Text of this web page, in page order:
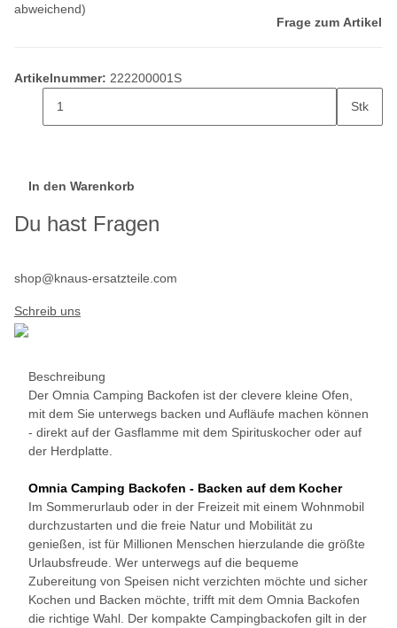
abweichend)
Frage zum Artikel
Artikelnummer: 222200001S
Stk
In den Warenkorb
Du hast Fragen
shop@knaus-ersatzteile.com
Schreib uns
Beschreibung
Der Omnia Camping Backofen ist der clevere kleine Ofen,
mit dem Sie unterwegs backen und Aufläufe machen können
- direkt auf der Gasflamme mit dem Spirituskocher oder auf
der Herdplatte.
Omnia Camping Backofen - Backen auf dem Kocher
Im Sommerurlaub oder in der Freizeit mit einem Wohnmobil
durchzustarten und die freie Natur und Mobilität zu
genießen, ist für Millionen Menschen hierzulande die größte
Urlaubsfreude. Wer unterwegs auf die bequeme
Zubereitung von Speisen nicht verzichten möchte und sicher
Kochen und Backen möchte, trifft mit dem Omnia Backofen
die richtige Wahl. Der kompakte Campingbackofen gilt in der